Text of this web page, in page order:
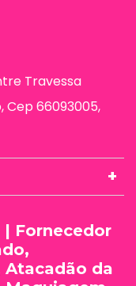
Travessa
Cep 66093005,
Fornecedor
Atacadão da